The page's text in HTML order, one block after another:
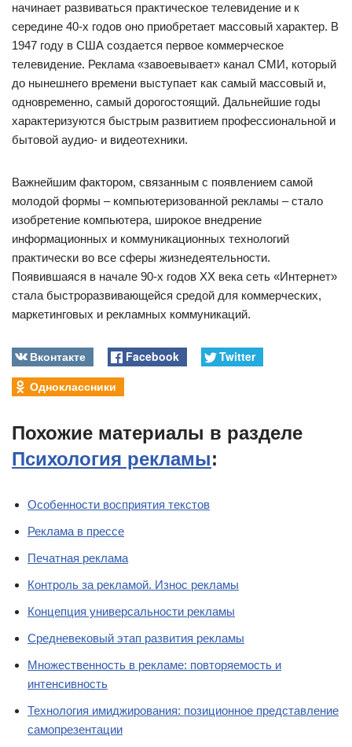
начинает развиваться практическое телевидение и к
середине 40-х годов оно приобретает массовый характер. В
1947 году в США создается первое коммерческое
телевидение. Реклама «завоевывает» канал СМИ, который
до нынешнего времени выступает как самый массовый и,
одновременно, самый дорогостоящий. Дальнейшие годы
характеризуются быстрым развитием профессиональной и
бытовой аудио- и видеотехники.
Важнейшим фактором, связанным с появлением самой
молодой формы – компьютеризованной рекламы – стало
изобретение компьютера, широкое внедрение
информационных и коммуникационных технологий
практически во все сферы жизнедеятельности.
Появившаяся в начале 90-х годов ХХ века сеть «Интернет»
стала быстроразвивающейся средой для коммерческих,
маркетинговых и рекламных коммуникаций.
Вконтакте Facebook
Twitter
Одноклассники
Похожие материалы в разделе
Психология рекламы:
Особенности восприятия текстов
Реклама в прессе
Печатная реклама
Контроль за рекламой. Износ рекламы
Концепция универсальности рекламы
Средневековый этап развития рекламы
Множественность в рекламе: повторяемость и
интенсивность
Технология имиджирования: позиционное представление
самопрезентации